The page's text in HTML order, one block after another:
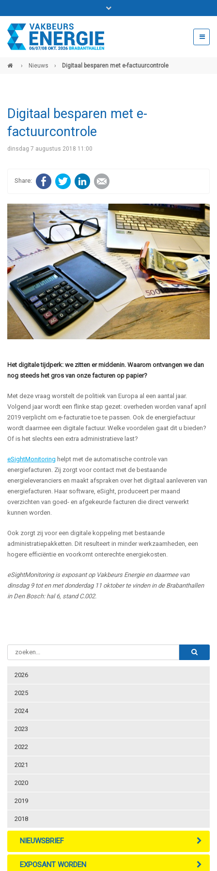
Bel ons voor info 0294 - 74 50 70
beurs@54events.nl
› Nieuws › Digitaal besparen met e-factuurcontrole
2026
2025
2024
2023
2022
2021
2020
2019
2018
NIEUWSBRIEF
EXPOSANT WORDEN
Digitaal besparen met e-
factuurcontrole
dinsdag 7 augustus 2018 11:00
FacebookTwitter LinkedIn
Het digitale tijdperk: we zitten er middenin. Waarom ontvangen we dan
nog steeds het gros van onze facturen op papier?
Met deze vraag worstelt de politiek van Europa al een aantal jaar.
Volgend jaar wordt een flinke stap gezet: overheden worden vanaf april
2019 verplicht om e-facturatie toe te passen. Ook de energiefactuur
wordt daarmee een digitale factuur. Welke voordelen gaat dit u bieden?
Of is het slechts een extra administratieve last?
eSightMonitoring helpt met de automatische controle van
energiefacturen. Zij zorgt voor contact met de bestaande
energieleveranciers en maakt afspraken over het digitaal aanleveren van
energiefacturen. Haar software, eSight, produceert per maand
overzichten van goed- en afgekeurde facturen die direct verwerkt
kunnen worden.
Ook zorgt zij voor een digitale koppeling met bestaande
administratiepakketten. Dit resulteert in minder werkzaamheden, een
hogere efficiëntie en voorkomt onterechte energiekosten.
eSightMonitoring is exposant op Vakbeurs Energie en daarmee van
dinsdag 9 tot en met donderdag 11 oktober te vinden in de Brabanthallen
in Den Bosch: hal 6, stand C.002.